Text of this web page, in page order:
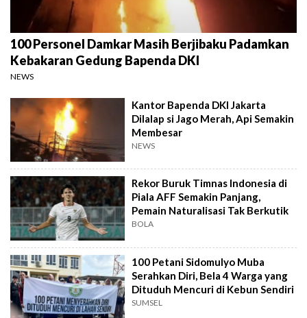
100 Personel Damkar Masih Berjibaku Padamkan
Kebakaran Gedung Bapenda DKI
NEWS
Kantor Bapenda DKI Jakarta
Dilalap si Jago Merah, Api Semakin
Membesar
NEWS
Rekor Buruk Timnas Indonesia di
Piala AFF Semakin Panjang,
Pemain Naturalisasi Tak Berkutik
BOLA
100 Petani Sidomulyo Muba
Serahkan Diri, Bela 4 Warga yang
Dituduh Mencuri di Kebun Sendiri
SUMSEL